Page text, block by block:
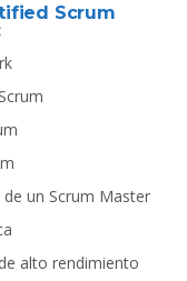
Scrum
un Scrum Master
alto rendimiento